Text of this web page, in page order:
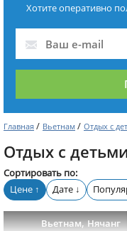
Хотите оперативно
Главная / Вьетнам / Отдых с
Отдых с
Сортировать по:
Цене ↑ Дате ↓
Вьетнам,Нячанг